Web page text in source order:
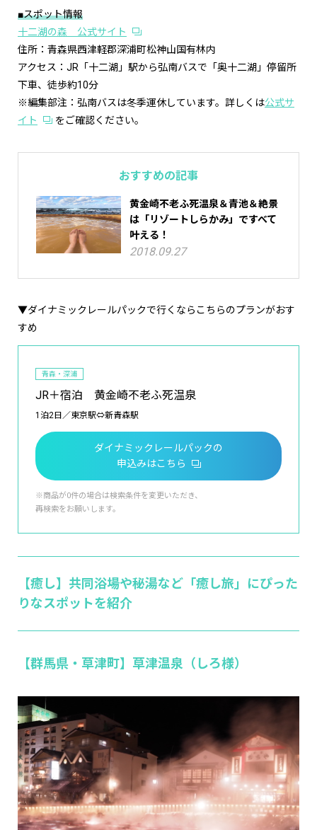
■スポット情報
十二湖の森 公式サイト
住所：青森県西津軽郡深浦町松神山国有林内
アクセス：JR「十二湖」駅から弘南バスで「奥十二湖」停留所
下車、徒歩約10分
※編集部注：弘南バスは冬季運休しています。詳しくは公式サ
イト
をご確認ください。
おすすめの記事
黄金崎不老ふ死温泉＆青池＆絶景
は「リゾートしらかみ」ですべて
叶える！
2018.09.27
▼ダイナミックレールパックで行くならこちらのプランがおす
すめ
青森・深浦
JR＋宿泊 黄金崎不老ふ死温泉
1泊2日／東京駅⇔新青森駅
ダイナミックレールパックの
申込みはこちら
※商品が0件の場合は検索条件を変更いただき、
再検索をお願いします。
【癒し】共同浴場や秘湯など「癒し旅」にぴった
りなスポットを紹介
【群馬県・草津町】草津温泉（しろ様）